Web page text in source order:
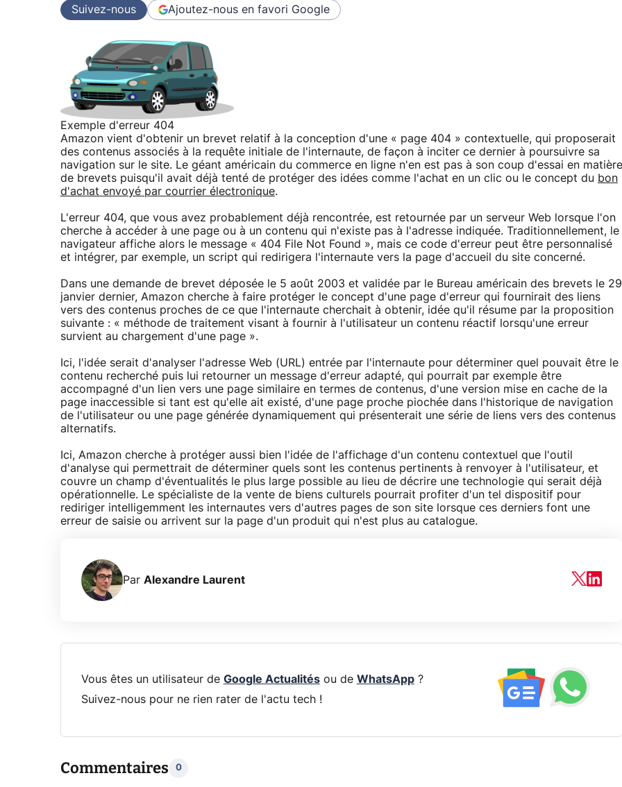
Suivez-nous Ajoutez-nous en favori Google
Exemple d'erreur 404
Amazon vient d'obtenir un brevet relatif à la conception d'une « page 404 » contextuelle, qui proposerait
des contenus associés à la requête initiale de l'internaute, de façon à inciter ce dernier à poursuivre sa
navigation sur le site. Le géant américain du commerce en ligne n'en est pas à son coup d'essai en matière
de brevets puisqu'il avait déjà tenté de protéger des idées comme l'achat en un clic ou le concept du bon
d'achat envoyé par courrier électronique.
L'erreur 404, que vous avez probablement déjà rencontrée, est retournée par un serveur Web lorsque l'on
cherche à accéder à une page ou à un contenu qui n'existe pas à l'adresse indiquée. Traditionnellement, le
navigateur affiche alors le message « 404 File Not Found », mais ce code d'erreur peut être personnalisé
et intégrer, par exemple, un script qui redirigera l'internaute vers la page d'accueil du site concerné.
Dans une demande de brevet déposée le 5 août 2003 et validée par le Bureau américain des brevets le 29
janvier dernier, Amazon cherche à faire protéger le concept d'une page d'erreur qui fournirait des liens
vers des contenus proches de ce que l'internaute cherchait à obtenir, idée qu'il résume par la proposition
suivante : « méthode de traitement visant à fournir à l'utilisateur un contenu réactif lorsqu'une erreur
survient au chargement d'une page ».
Ici, l'idée serait d'analyser l'adresse Web (URL) entrée par l'internaute pour déterminer quel pouvait être le
contenu recherché puis lui retourner un message d'erreur adapté, qui pourrait par exemple être
accompagné d'un lien vers une page similaire en termes de contenus, d'une version mise en cache de la
page inaccessible si tant est qu'elle ait existé, d'une page proche piochée dans l'historique de navigation
de l'utilisateur ou une page générée dynamiquement qui présenterait une série de liens vers des contenus
alternatifs.
Ici, Amazon cherche à protéger aussi bien l'idée de l'affichage d'un contenu contextuel que l'outil
d'analyse qui permettrait de déterminer quels sont les contenus pertinents à renvoyer à l'utilisateur, et
couvre un champ d'éventualités le plus large possible au lieu de décrire une technologie qui serait déjà
opérationnelle. Le spécialiste de la vente de biens culturels pourrait profiter d'un tel dispositif pour
rediriger intelligemment les internautes vers d'autres pages de son site lorsque ces derniers font une
erreur de saisie ou arrivent sur la page d'un produit qui n'est plus au catalogue.
Par Alexandre Laurent
Vous êtes un utilisateur de Google Actualitésou de WhatsApp?
Suivez-nous pour ne rien rater de l'actu tech !
Commentaires 0